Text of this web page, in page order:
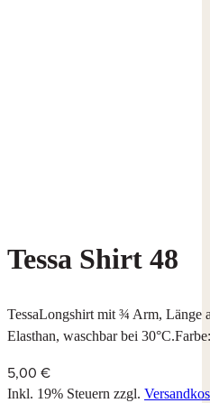
Tessa Shirt 48
TessaLongshirt mit ¾ Arm, Länge
Elasthan, waschbar bei
5,00 €
Inkl. 19% Steuern zzgl.